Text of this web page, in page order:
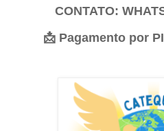
CONTATO:
📩Pagamento por